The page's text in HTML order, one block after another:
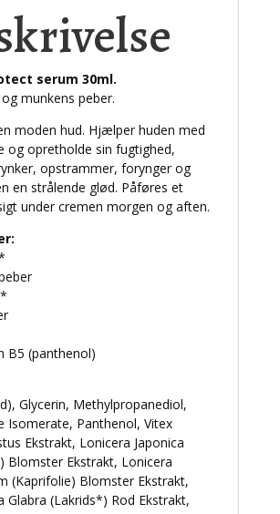
serum 30ml.
munkens peber.
moden hud. Hjælper huden med
og opretholde sin fugtighed,
opstrammer, forynger og
en strålende glød. Påføres et
under cremen morgen og aften.
B5 (panthenol)
Glycerin, Methylpropanediol,
Isomerate, Panthenol, Vitex
Ekstrakt, Lonicera Japonica
Blomster Ekstrakt, Lonicera
(Kaprifolie) Blomster Ekstrakt,
Glabra (Lakrids*) Rod Ekstrakt,